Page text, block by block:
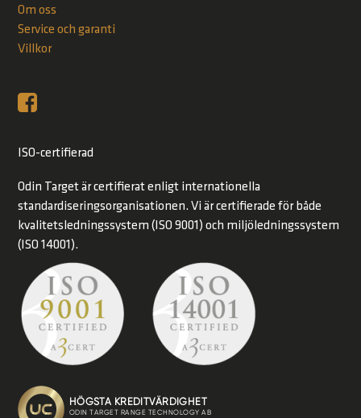
Om oss
Service och garanti
Villkor
ISO-certifierad
Odin Target är certifierat enligt internationella
standardiseringsorganisationen. Vi är certifierade för både
kvalitetsledningssystem (ISO 9001) och miljöledningssystem
(ISO 14001).